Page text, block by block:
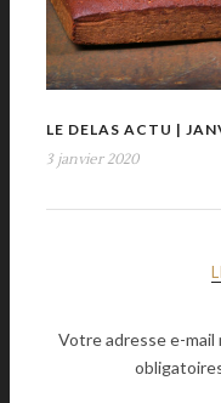
LE DELAS ACTU |
3 janvier 2020
Votre adresse e-mail